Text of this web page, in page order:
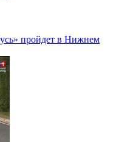
пройдет в Нижнем